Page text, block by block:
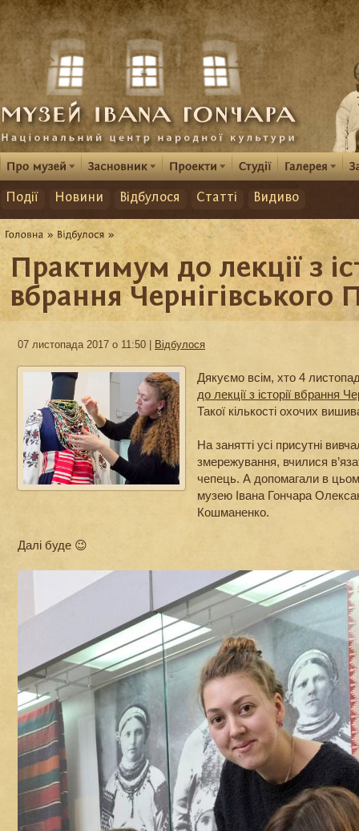
Події Новини Відбулося Статті Видиво
Практимум до лекції з
вбрання Чернігівського
07 листопада 2017 о 11:50 | Відбулося
Дякуємо всім, хто 4
до лекції з історії вбрання
Такої кількості охочих
На занятті усі присутні
змережування, вчилися
чепець. А допомагали в
музею Івана Гончара
Кошманенко.
Далі буде 😉